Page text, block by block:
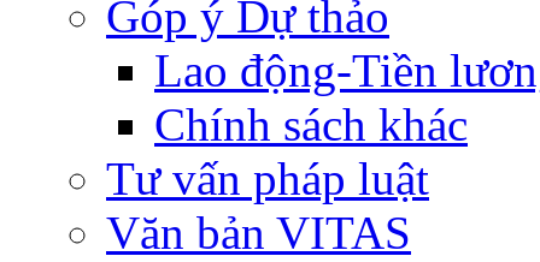
Góp ý Dự thảo
Lao động-Tiền
Chính sách khác
Tư vấn pháp luật
Văn bản VITAS